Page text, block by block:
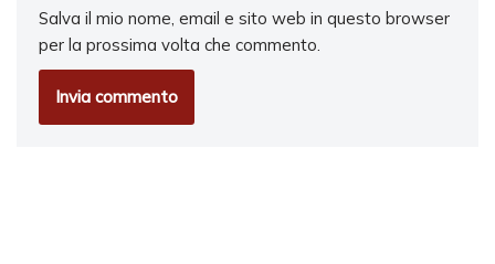
Salva il mio nome, email e sito web in questo browser
per la prossima volta che commento.